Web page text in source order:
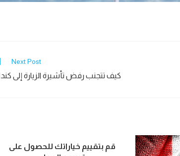
Next Post
كيف تتجنب رفض تأشيرة الزيارة إلى
قم بتقييم خياراتك للحصول على